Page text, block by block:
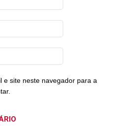
e site neste navegador para a